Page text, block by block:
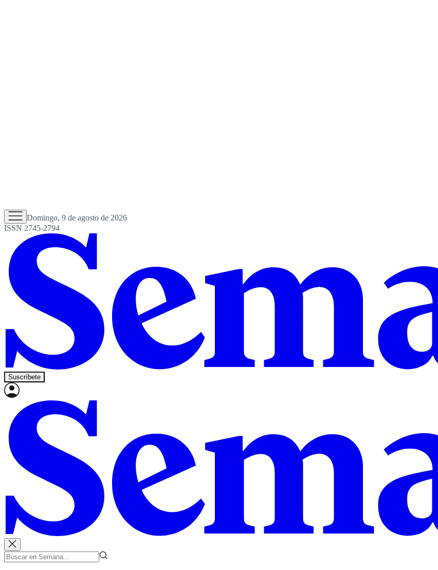
Domingo, 9 de agosto de 2026
ISSN 2745-2794
Suscríbete